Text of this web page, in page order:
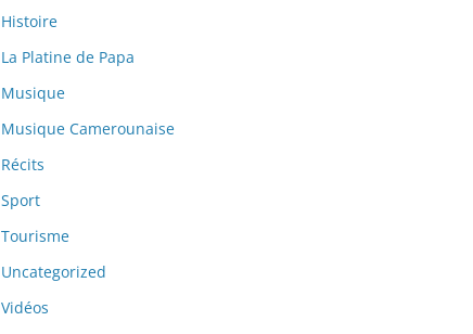
Histoire
La Platine de Papa
Musique
Musique Camerounaise
Récits
Sport
Tourisme
Uncategorized
Vidéos